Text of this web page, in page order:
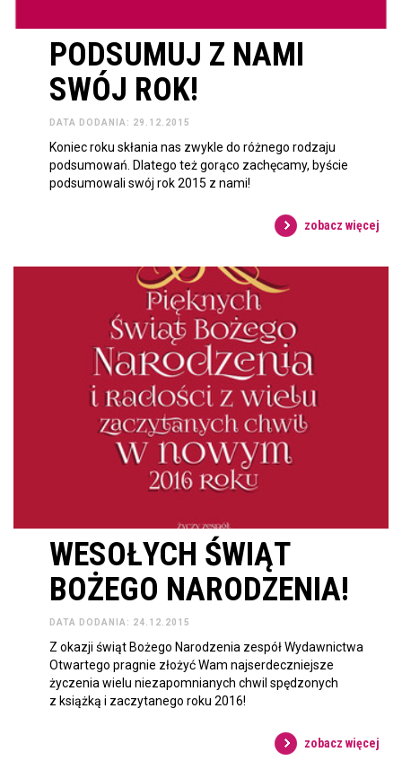
PODSUMUJ Z NAMI
SWÓJ ROK!
DATA DODANIA: 29.12.2015
Koniec roku skłania nas zwykle do różnego rodzaju
podsumowań. Dlatego też gorąco zachęcamy, byście
podsumowali swój rok 2015 z nami!
zobacz więcej
WESOŁYCH ŚWIĄT
BOŻEGO NARODZENIA!
DATA DODANIA: 24.12.2015
Z okazji świąt Bożego Narodzenia zespół Wydawnictwa
Otwartego pragnie złożyć Wam najserdeczniejsze
życzenia wielu niezapomnianych chwil spędzonych
z książką i zaczytanego roku 2016!
zobacz więcej